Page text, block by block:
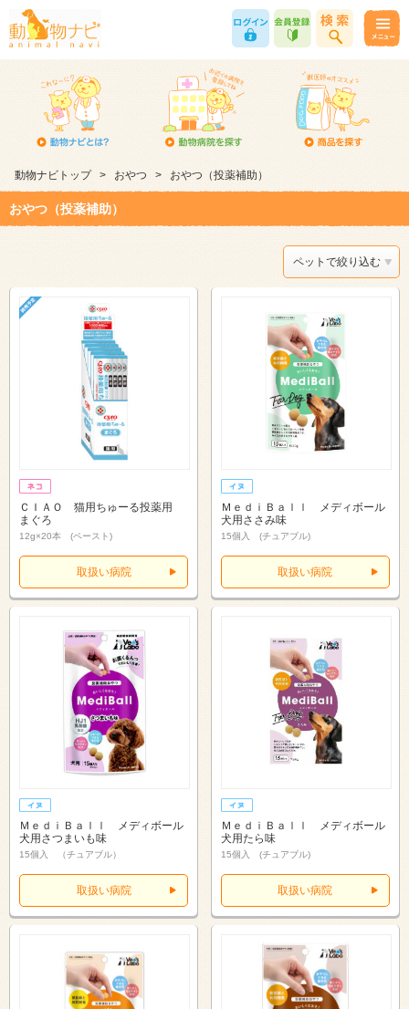
動物ナビトップ > おやつ > おやつ（投薬補助）
おやつ（投薬補助）
ペットで絞り込む
ＣＩＡＯ 猫用ちゅーる投薬用
まぐろ
12g×20本 (ペースト)
取扱い病院
ＭｅｄｉＢａｌｌ メディボール
犬用ささみ味
15個入 (チュアブル)
取扱い病院
ＭｅｄｉＢａｌｌ メディボール
犬用さつまいも味
15個入 （チュアブル）
取扱い病院
ＭｅｄｉＢａｌｌ メディボール
犬用たら味
15個入 (チュアブル)
取扱い病院